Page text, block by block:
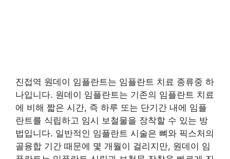
진접역 원데이 임플란트는 임플란트 치료 종류중 하
나입니다. 원데이 임플란트는 기존의 임플란트 치료
에 비해 짧은 시간, 즉 하루 또는 단기간 내에 임플
란트를 식립하고 임시 보철물을 장착할 수 있는 방
법입니다. 일반적인 임플란트 시술은 뼈와 픽스처의
골융합 기간 때문에 몇 개월이 걸리지만, 원데이 임